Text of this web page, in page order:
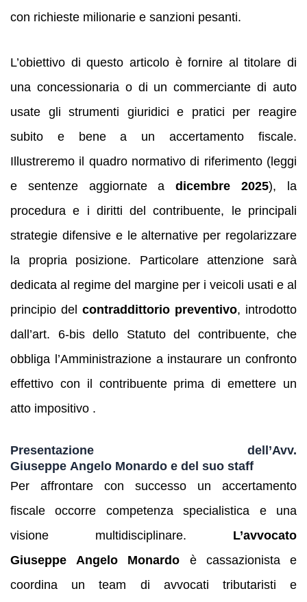
con richieste milionarie e sanzioni pesanti.
L’obiettivo di questo articolo è fornire al titolare di
una concessionaria o di un commerciante di auto
usate gli strumenti giuridici e pratici per reagire
subito e bene a un accertamento fiscale.
Illustreremo il quadro normativo di riferimento (leggi
e sentenze aggiornate adicembre 2025), la
procedura e i diritti del contribuente, le principali
strategie difensive e le alternative per regolarizzare
la propria posizione. Particolare attenzione sarà
dedicata al regime del margine per i veicoli usati e al
principio del contraddittorio preventivo, introdotto
dall’art. 6‑bis dello Statuto del contribuente, che
obbliga l’Amministrazione a instaurare un confronto
effettivo con il contribuente prima di emettere un
atto impositivo .
Presentazione dell’Avv.
Giuseppe Angelo Monardo e del suo staff
Per affrontare con successo un accertamento
fiscale occorre competenza specialistica e una
visione multidisciplinare. L’avvocato
Giuseppe Angelo Monardo è cassazionista e
coordina un team di avvocati tributaristi e